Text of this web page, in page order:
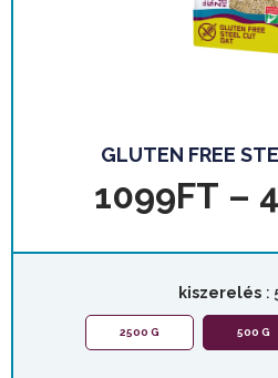
GLUTEN FREE
1099FT –
kiszerelés :
2500 G 500 G